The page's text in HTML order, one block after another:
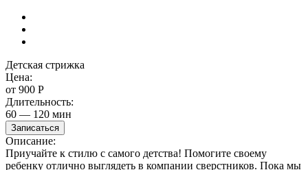
Детская стрижка
Цена:
от 900 Р
Длительность:
60 — 120 мин
Записаться
Описание:
Приучайте к стилю с самого детства! Помогите своему
ребенку отлично выглядеть в компании сверстников. Пока мы